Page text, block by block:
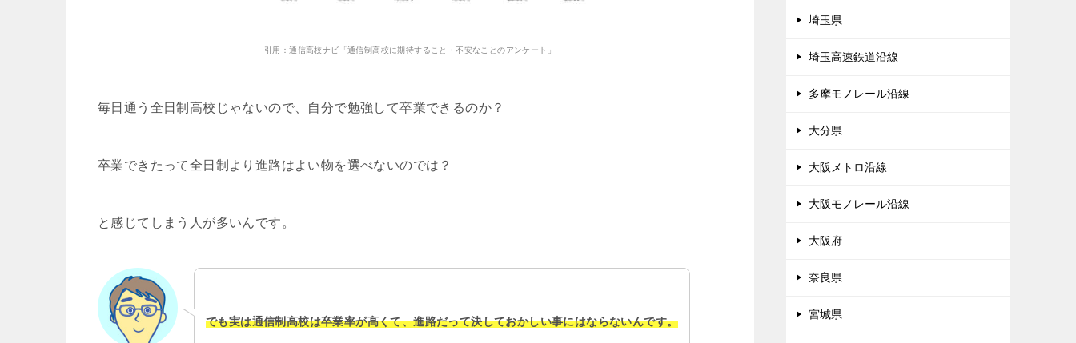
引用：通信高校ナビ「通信制高校に期待すること・不安なことのアンケート」
毎日通う全日制高校じゃないので、自分で勉強して卒業できるのか？
卒業できたって全日制より進路はよい物を選べないのでは？
と感じてしまう人が多いんです。
でも実は通信制高校は卒業率が高くて、進路だって決しておかしい事にはならないんです。
埼玉県
埼玉高速鉄道沿線
多摩モノレール沿線
大分県
大阪メトロ沿線
大阪モノレール沿線
大阪府
奈良県
宮城県